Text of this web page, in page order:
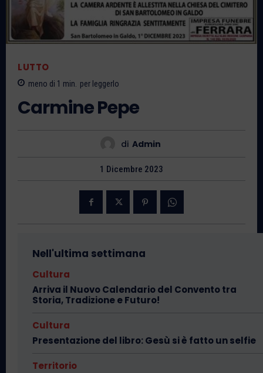
LUTTO
meno di 1 min. per leggerlo
Carmine Pepe
di Admin
1 Dicembre 2023
Nell'ultima settimana
Cultura
Arriva il Nuovo Calendario del Convento tra
Storia, Tradizione e Futuro!
Cultura
Presentazione del libro: Gesù si è fatto un selfie
Territorio